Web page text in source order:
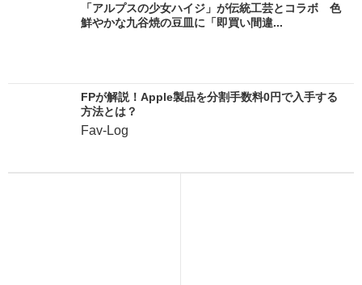
「アルプスの少女ハイジ」が伝統工芸とコラボ 色
鮮やかな九谷焼の豆皿に「即買い間違...
FPが解説！Apple製品を分割手数料0円で入手する
方法とは？
Fav-Log